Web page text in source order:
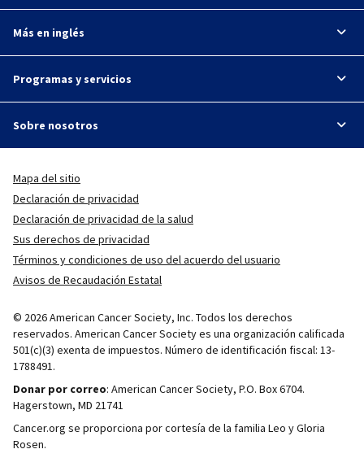
Más en inglés
Programas y servicios
Sobre nosotros
Mapa del sitio
Declaración de privacidad
Declaración de privacidad de la salud
Sus derechos de privacidad
Términos y condiciones de uso del acuerdo del usuario
Avisos de Recaudación Estatal
© 2026 American Cancer Society, Inc. Todos los derechos
reservados. American Cancer Society es una organización calificada
501(c)(3) exenta de impuestos. Número de identificación fiscal: 13-
1788491.
Donar por correo: American Cancer Society, P.O. Box 6704.
Hagerstown, MD 21741
Cancer.org se proporciona por cortesía de la familia Leo y Gloria
Rosen.